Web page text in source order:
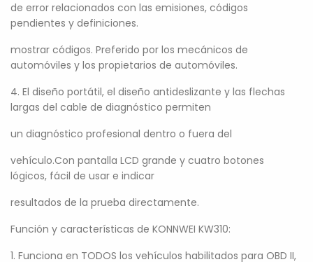
de error relacionados con las emisiones, códigos
pendientes y definiciones.
mostrar códigos. Preferido por los mecánicos de
automóviles y los propietarios de automóviles.
4. El diseño portátil, el diseño antideslizante y las flechas
largas del cable de diagnóstico permiten
un diagnóstico profesional dentro o fuera del
vehículo.Con pantalla LCD grande y cuatro botones
lógicos, fácil de usar e indicar
resultados de la prueba directamente.
Función y características de KONNWEI KW310:
1. Funciona en TODOS los vehículos habilitados para OBD II,